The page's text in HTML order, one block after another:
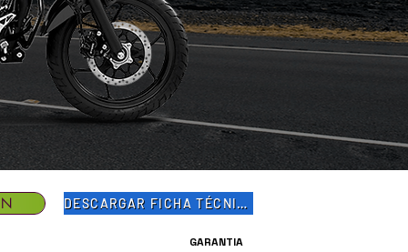
DESCARGAR FICHA TÉCNICA
GARANTIA